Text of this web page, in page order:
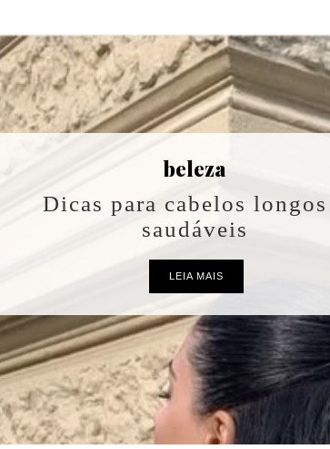
beleza
Dicas para cabelos longos
saudáveis
LEIA MAIS